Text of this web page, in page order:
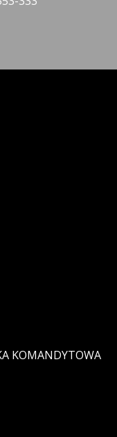
KOMANDYTOWA